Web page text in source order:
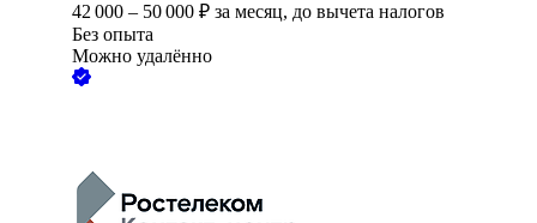
42 000 – 50 000 ₽ за месяц, до вычета налогов
Без опыта
Можно удалённо